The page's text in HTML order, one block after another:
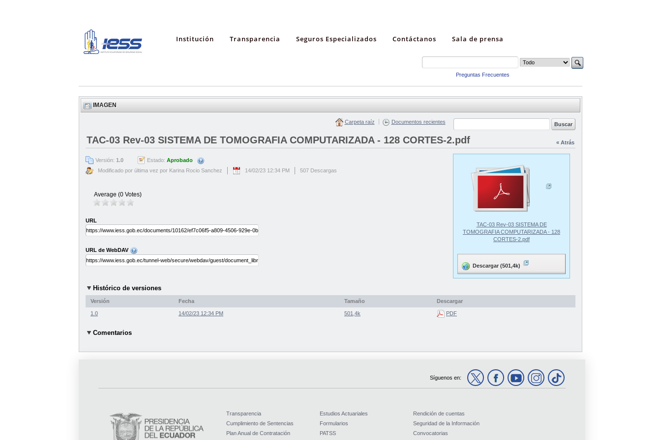
Institución Transparencia Seguros Especializados Contáctanos Sala de prensa
Preguntas Frecuentes
IMAGEN
Carpeta raíz Documentos recientes
« Atrás
TAC-03 Rev-03 SISTEMA DE TOMOGRAFIA COMPUTARIZADA - 128 CORTES-2.pdf
Versión: 1.0 Estado: Aprobado
Modificado por última vez por Karina Rocio Sanchez
14/02/23 12:34 PM 507 Descargas
Average (0 Votes)
URL
URL de WebDAV
TAC-03 Rev-03 SISTEMA DE
TOMOGRAFIA COMPUTARIZADA - 128
CORTES-2.pdf
Descargar (501,4k)
Histórico de versiones
Versión Fecha Tamaño Descargar
1.0 14/02/23 12:34 PM 501,4k PDF
Comentarios
Síguenos en:
Transparencia
Cumplimiento de Sentencias
Plan Anual de Contratación
Estudios Actuariales
Formularios
PATSS
Rendición de cuentas
Seguridad de la Información
Convocatorias